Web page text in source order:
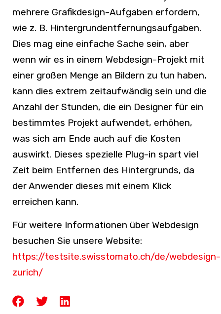
mehrere Grafikdesign-Aufgaben erfordern,
wie z. B. Hintergrundentfernungsaufgaben.
Dies mag eine einfache Sache sein, aber
wenn wir es in einem Webdesign-Projekt mit
einer großen Menge an Bildern zu tun haben,
kann dies extrem zeitaufwändig sein und die
Anzahl der Stunden, die ein Designer für ein
bestimmtes Projekt aufwendet, erhöhen,
was sich am Ende auch auf die Kosten
auswirkt. Dieses spezielle Plug-in spart viel
Zeit beim Entfernen des Hintergrunds, da
der Anwender dieses mit einem Klick
erreichen kann.
Für weitere Informationen über Webdesign
besuchen Sie unsere Website:
https://testsite.swisstomato.ch/de/webdesign-
zurich/